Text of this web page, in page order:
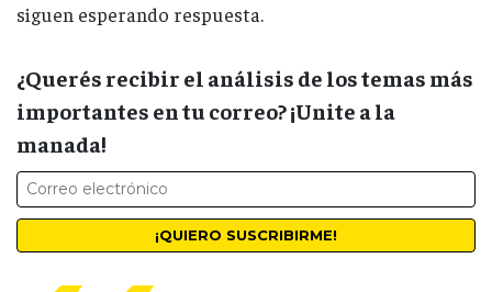
siguen esperando respuesta.
¿Querés recibir el análisis de los temas más
importantes en tu correo? ¡Unite a la
manada!